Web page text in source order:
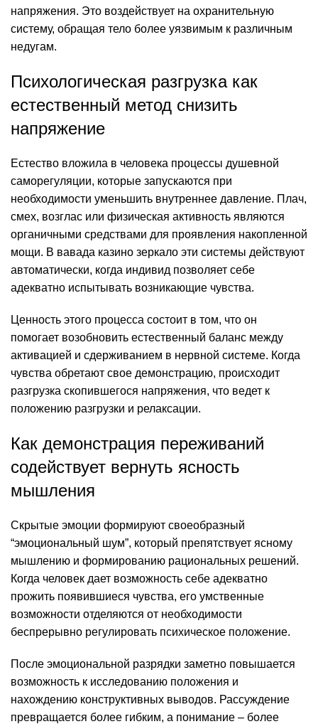
напряжения. Это воздействует на охранительную
систему, обращая тело более уязвимым к различным
недугам.
Психологическая разгрузка как
естественный метод снизить
напряжение
Естество вложила в человека процессы душевной
саморегуляции, которые запускаются при
необходимости уменьшить внутреннее давление. Плач,
смех, возглас или физическая активность являются
органичными средствами для проявления накопленной
мощи. В вавада казино зеркало эти системы действуют
автоматически, когда индивид позволяет себе
адекватно испытывать возникающие чувства.
Ценность этого процесса состоит в том, что он
помогает возобновить естественный баланс между
активацией и сдерживанием в нервной системе. Когда
чувства обретают свое демонстрацию, происходит
разгрузка скопившегося напряжения, что ведет к
положению разгрузки и релаксации.
Как демонстрация переживаний
содействует вернуть ясность
мышления
Скрытые эмоции формируют своеобразный
“эмоциональный шум”, который препятствует ясному
мышлению и формированию рациональных решений.
Когда человек дает возможность себе адекватно
прожить появившиеся чувства, его умственные
возможности отделяются от необходимости
беспрерывно регулировать психическое положение.
После эмоциональной разрядки заметно повышается
возможность к исследованию положения и
нахождению конструктивных выводов. Рассуждение
превращается более гибким, а понимание – более